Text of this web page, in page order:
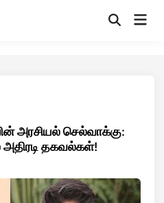
OpenMain
அரசியல் செல்வாக்கு:
தகவல்கள்!